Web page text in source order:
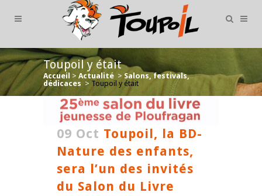
Toupoil y était
Accueil > Actualité > Salons, festivals,
dédicaces > Toupoil y était
09 Oct Toupoil, la BD-
Nature des enfants,
sera l’un des invités
du Salon du Livre